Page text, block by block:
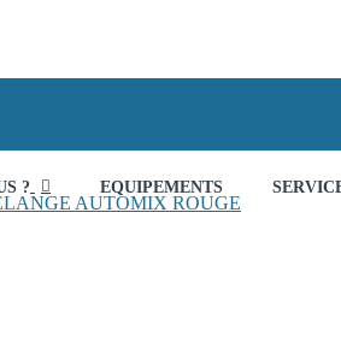
? EQUIPEMENTS
AUTOMIX ROUGE